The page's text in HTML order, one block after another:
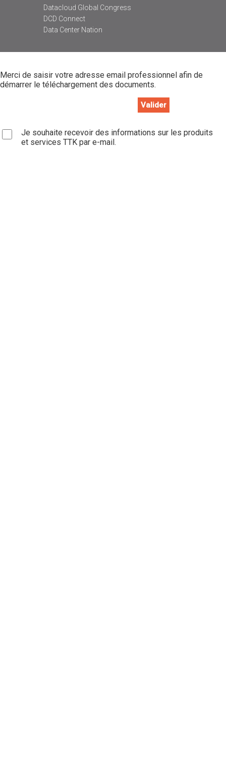
Datacloud Global Congress
DCD Connect
Data Center Nation
Merci de saisir votre adresse email professionnel afin de
démarrer le téléchargement des documents.
Je souhaite recevoir des informations sur les produits
et services TTK par e-mail.